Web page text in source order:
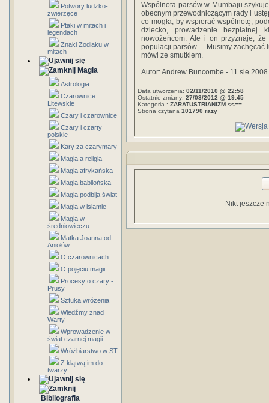
Potwory ludzko-
zwierzęce
Ptaki w mitach i
legendach
Znaki Zodiaku w
mitach
Magia
Astrologia
Czarownice
Litewskie
Czary i czarownice
Czary i czarty
polskie
Kary za czarymary
Magia a religia
Magia afrykańska
Magia babilońska
Magia podbija świat
Magia w islamie
Magia w
średniowieczu
Matka Joanna od
Aniołów
O czarownicach
O pojęciu magii
Procesy o czary -
Prusy
Sztuka wróżenia
Wiedźmy znad
Warty
Wprowadzenie w
świat czarnej magii
Wróżbiarstwo w ST
Z klątwą im do
twarzy
Bibliografia
Wspólnota parsów w Mumbaju
obecnym przewodniczącym rady i
co mogła, by wspierać wspólnotę,
dziecko, prowadzenie bezpłatnej
nowożeńcom. Ale i on przyznaje,
populacji parsów. – Musimy zachęcać
mówi ze smutkiem.
Autor: Andrew Buncombe - 11 sie
Data utworzenia: 02/11/2010 @ 22:58
Ostatnie zmiany: 27/03/2012 @ 19:45
Kategoria : ZARATUSTRIANIZM <<==
Strona czytana 101790 razy
Nikt jeszcze